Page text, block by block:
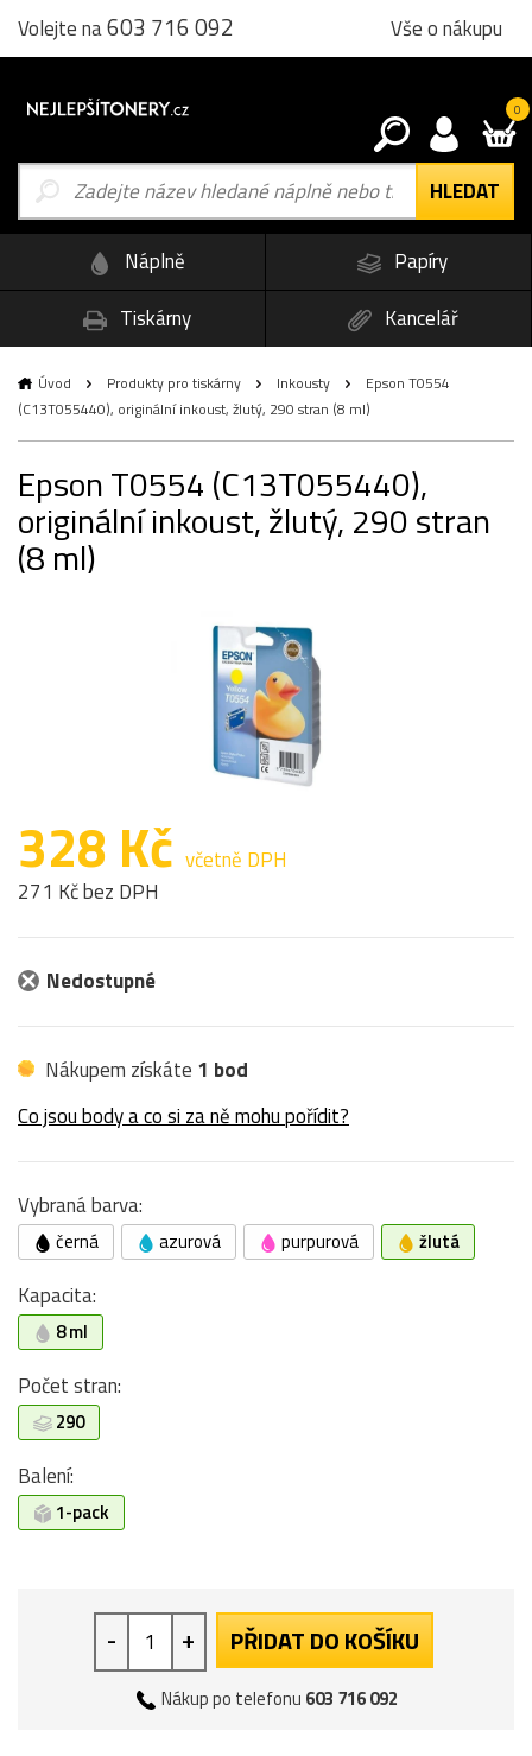
Volejte na603 716 092 Vše o nákupu
0
Náplně
Papíry
Tiskárny
Kancelář
Úvod Produkty pro tiskárny Inkousty
Epson T0554
(C13T055440), originální inkoust, žlutý, 290 stran (8 ml)
Epson T0554 (C13T055440),
originální inkoust, žlutý, 290 stran
(8 ml)
328 Kč včetně DPH
271 Kč bez DPH
Nedostupné
Nákupem získáte 1 bod
Co jsou body a co si za ně mohu pořídit?
Vybraná barva:
černá azurová purpurová žlutá
Kapacita:
8 ml
Počet stran:
290
Balení:
1-pack
- + PŘIDAT DO KOŠÍKU
Nákup po telefonu 603 716 092